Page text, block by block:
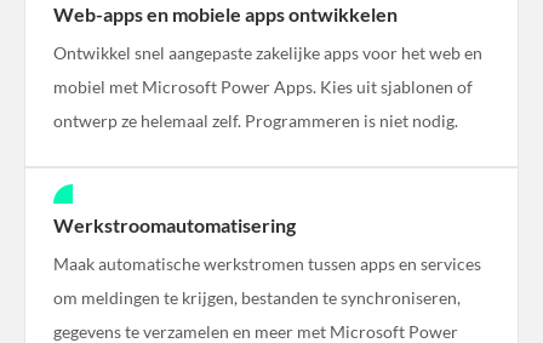
Web-apps en mobiele apps ontwikkelen
Ontwikkel snel aangepaste zakelijke apps voor het web en
mobiel met Microsoft Power Apps. Kies uit sjablonen of
ontwerp ze helemaal zelf. Programmeren is niet nodig.
Werkstroomautomatisering
Maak automatische werkstromen tussen apps en services
om meldingen te krijgen, bestanden te synchroniseren,
gegevens te verzamelen en meer met Microsoft Power